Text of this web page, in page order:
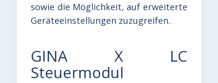
sowie die Möglichkeit, auf erweiterte
Geräteeinstellungen zuzugreifen.
GINA X LC
Steuermodul